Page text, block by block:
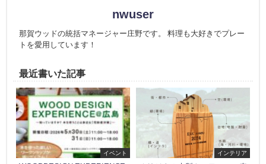
nwuser
那賀ウッドの統括マネージャー庄野です。 料理も大好きでプレー
トを愛用しています！
最近書いた記事
イベント インテリア